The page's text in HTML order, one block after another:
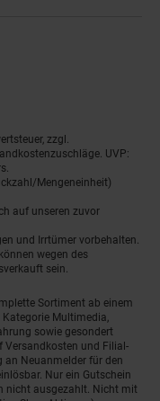
zzgl.
UVP:
Mengeneinheit)
auf unseren zuvor
und Irrtümer vorbehalten.
wegen des
sein.
Sortiment ab einem
Multimedia,
sowie gesondert
Versandkosten und Filial-
an Neuanmelder für den
Nur ein Gutschein
nicht ausgezahlt. Nicht mit